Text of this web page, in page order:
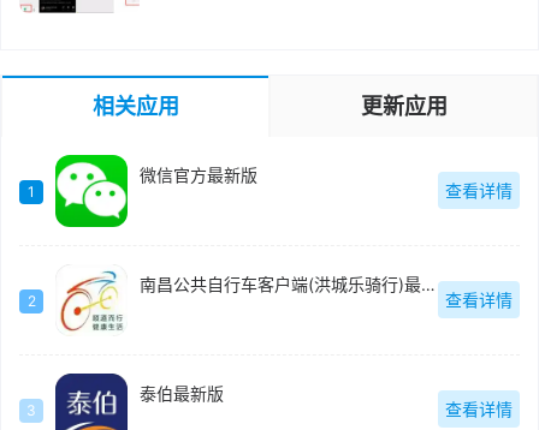
相关应用 更新应用
1
微信官方最新版
查看详情
2
南昌公共自行车客户端(洪城乐骑行)最新版
查看详情
3
泰伯最新版
查看详情